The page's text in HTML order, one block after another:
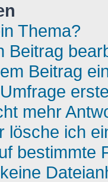
Thema?
Beitrag
Beitrag
mehr
lösche ich
bestimmte